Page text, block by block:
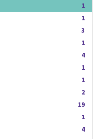
1
1
3
1
4
1
1
2
19
1
4